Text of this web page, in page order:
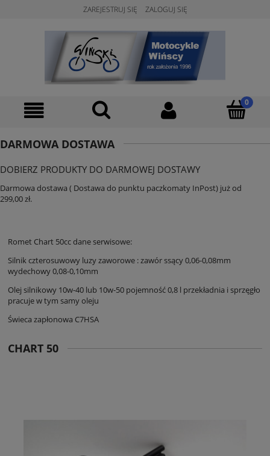
ZAREJESTRUJ SIĘ ZALOGUJ SIĘ
DARMOWA DOSTAWA
DOBIERZ PRODUKTY DO DARMOWEJ DOSTAWY
Darmowa dostawa ( Dostawa do punktu paczkomaty InPost) już od
299,00 zł.
Romet Chart 50cc dane serwisowe:
Silnik czterosuwowy luzy zaworowe : zawór ssący 0,06-0,08mm
wydechowy 0,08-0,10mm
Olej silnikowy 10w-40 lub 10w-50 pojemność 0,8 l przekładnia i sprzęgło
pracuje w tym samy oleju
Świeca zapłonowa C7HSA
CHART 50